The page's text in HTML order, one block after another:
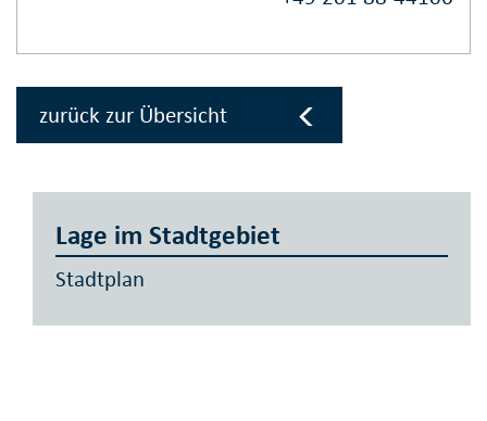
zurück zur Übersicht
Lage im Stadtgebiet
Stadtplan